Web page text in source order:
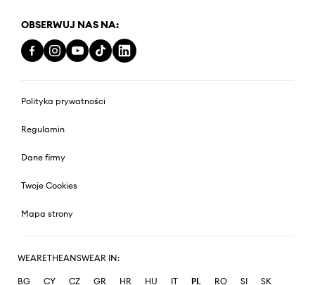
OBSERWUJ NAS NA:
Polityka prywatności
Regulamin
Dane firmy
Twoje Cookies
Mapa strony
WEARETHEANSWEAR IN:
BG CY CZ GR HR HU IT PL RO SI SK